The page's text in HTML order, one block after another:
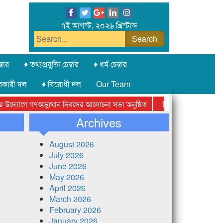
৭ই আগস্ট, ২০২৬ খ্রিস্টাব্দ
♦ তথ্যপ্রযুক্তি চেম্বার
♦ ধর্ম চেম্বার
দল ♦ বিরোধী দল
Our Team
গণঅভ্যুত্থান দিবসের আলোচনা সভা অনুষ্ঠিত
সিলেট অনলাইন
Archives
August 2026
July 2026
June 2026
May 2026
April 2026
March 2026
February 2026